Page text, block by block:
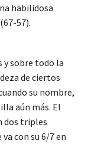
habilidosa
57).
y sobre todo la
de ciertos
su nombre,
aún más. El
dos triples
con su 6/7 en